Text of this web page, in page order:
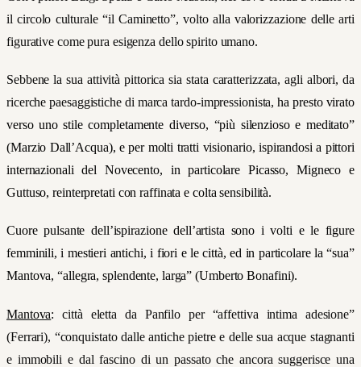
il circolo culturale “il Caminetto”, volto alla valorizzazione delle arti
figurative come pura esigenza dello spirito umano.
Sebbene la sua attività pittorica sia stata caratterizzata, agli albori, da
ricerche paesaggistiche di marca tardo-impressionista,ha presto virato
verso uno stile completamente diverso, “più silenzioso e meditato”
(Marzio Dall’Acqua), e per molti tratti visionario, ispirandosi a pittori
internazionali del Novecento, in particolare Picasso, Migneco e
Guttuso, reinterpretati con raffinata e colta sensibilità.
Cuore pulsante dell’ispirazione dell’artista sono i volti e le figure
femminili, i mestieri antichi, i fiori e le città, ed in particolare la “sua”
Mantova, “allegra, splendente, larga” (Umberto Bonafini).
Mantova: città eletta da Panfilo per “affettiva intima adesione”
(Ferrari), “conquistato dalle antiche pietre e delle sua acque stagnanti
e immobili e dal fascino di un passato che ancora suggerisce una